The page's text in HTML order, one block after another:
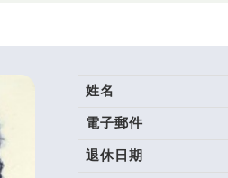
姓名
電子郵件
退休日期